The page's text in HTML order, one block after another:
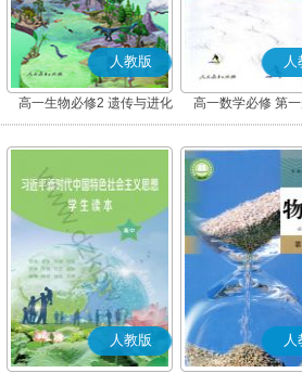
人教版
高一生物必修2 遗传与进化
人
高一数学必修 第
人教版 人